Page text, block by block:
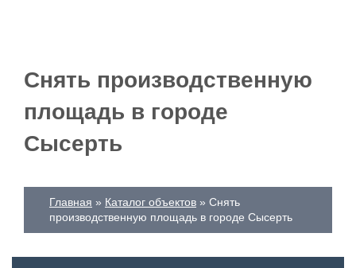
Снять производственную
площадь в городе
Сысерть
Главная Каталог объектов
Снять
производственную площадь в городе Сысерть